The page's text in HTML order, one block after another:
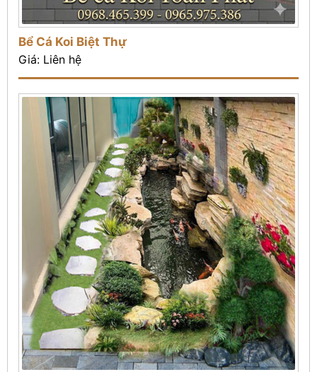
Bể Cá Koi Biệt Thự
Giá: Liên hệ